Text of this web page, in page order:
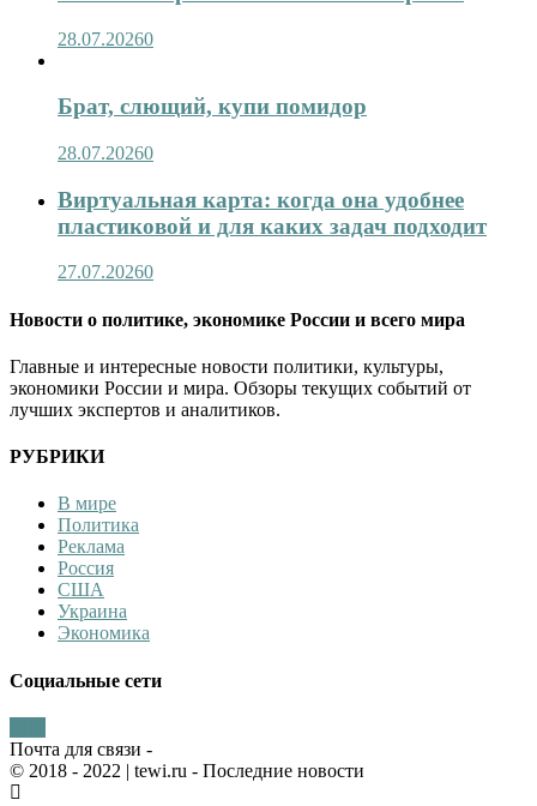
28.07.20260
Брат, слющий, купи помидор
28.07.20260
Виртуальная карта: когда она удобнее
пластиковой и для каких задач подходит
27.07.20260
Новости о политике, экономике России и всего мира
Главные и интересные новости политики, культуры,
экономики России и мира. Обзоры текущих событий от
лучших экспертов и аналитиков.
РУБРИКИ
В мире
Политика
Реклама
Россия
США
Украина
Экономика
Социальные сети
Почта для связи -
© 2018 - 2022 | tewi.ru - Последние новости